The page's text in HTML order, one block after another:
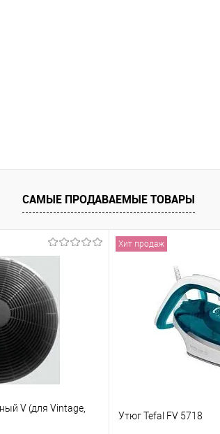
САМЫЕ ПРОДАВАЕМЫЕ ТОВАРЫ
V (для Vintage,
Хит продаж
Утюг Tefal FV 5718